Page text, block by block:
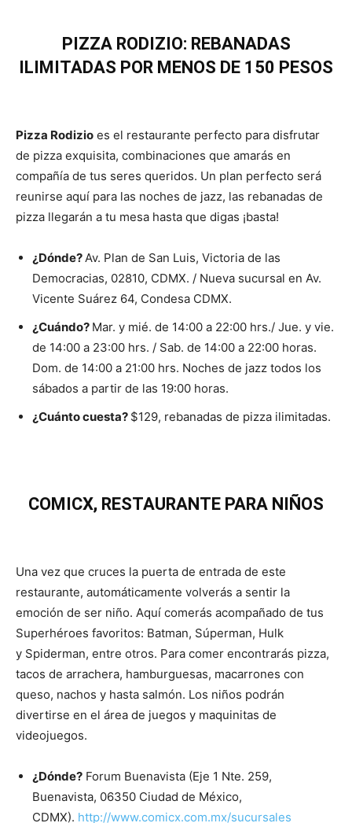
PIZZA RODIZIO: REBANADAS
ILIMITADAS POR MENOS DE 150 PESOS
Pizza Rodizio es el restaurante perfecto para disfrutar
de pizza exquisita, combinaciones que amarás en
compañía de tus seres queridos. Un plan perfecto será
reunirse aquí para las noches de jazz, las rebanadas de
pizza llegarán a tu mesa hasta que digas ¡basta!
¿Dónde? Av. Plan de San Luis, Victoria de las
Democracias, 02810, CDMX. / Nueva sucursal en Av.
Vicente Suárez 64, Condesa CDMX.
¿Cuándo? Mar. y mié. de 14:00 a 22:00 hrs./ Jue. y vie.
de 14:00 a 23:00 hrs. / Sab. de 14:00 a 22:00 horas.
Dom. de 14:00 a 21:00 hrs. Noches de jazz todos los
sábados a partir de las 19:00 horas.
¿Cuánto cuesta? $129, rebanadas de pizza ilimitadas.
COMICX, RESTAURANTE PARA NIÑOS
Una vez que cruces la puerta de entrada de este
restaurante, automáticamente volverás a sentir la
emoción de ser niño. Aquí comerás acompañado de tus
Superhéroes favoritos: Batman, Súperman, Hulk
y Spiderman, entre otros. Para comer encontrarás pizza,
tacos de arrachera, hamburguesas, macarrones con
queso, nachos y hasta salmón. Los niños podrán
divertirse en el área de juegos y maquinitas de
videojuegos.
¿Dónde? Forum Buenavista (Eje 1 Nte. 259,
Buenavista, 06350 Ciudad de México,
CDMX). http://www.comicx.com.mx/sucursales